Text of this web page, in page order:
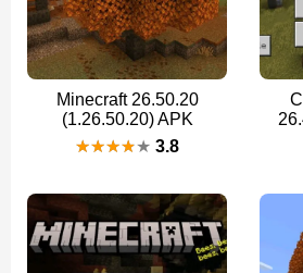
Minecraft 26.50.20
(1.26.50.20) APK
3.8